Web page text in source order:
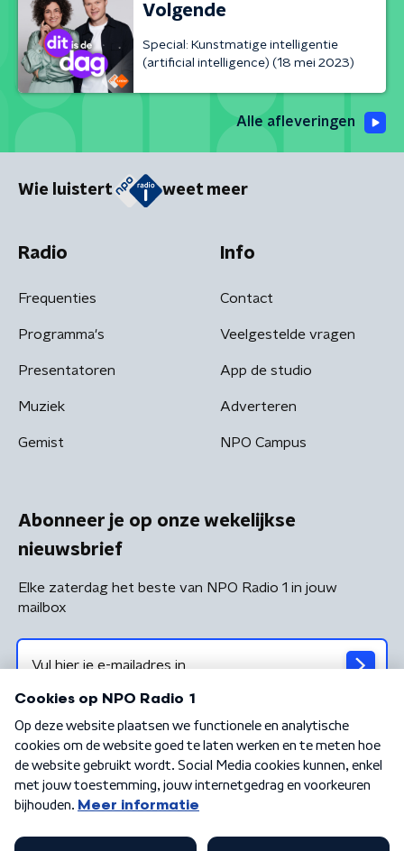
Volgende
Special: Kunstmatige intelligentie
(artificial intelligence) (18 mei 2023)
Alle afleveringen
Wie luistert weet meer
Radio
Frequenties
Programma's
Presentatoren
Muziek
Gemist
Info
Contact
Veelgestelde vragen
App de studio
Adverteren
NPO Campus
Abonneer je op onze wekelijkse
nieuwsbrief
Elke zaterdag het beste van NPO Radio 1 in jouw
mailbox
Algemene voorwaarden